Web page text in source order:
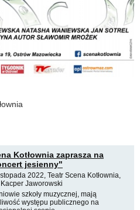
Kotłownia zaprasza na
jesienny"
2022, Teatr Scena Kotłownia,
Jaworowski
szkoły muzycznej, mają
występu publicznego na